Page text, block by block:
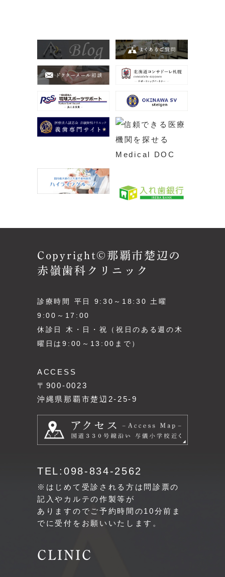
Copyright©那覇市楚辺の
赤嶺歯科クリニック
診療時間 平日 9:30～18:30 土曜
9:00～17:00
休診日 木・日・祝（祝日のある週の木
曜日は9:00～13:00まで）
ACCESS
〒900-0023
沖縄県那覇市楚辺2-25-9
TEL:098-834-2562
※はじめて受診される方は問診票の
記入やカルテの作製等が
ありますのでご予約時間の10分前ま
でに受付をお願いいたします。
CLINIC